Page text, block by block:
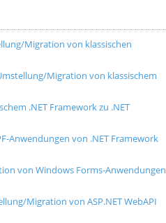
Migration von klassischen
Migration von klassischem
.NET Framework zu .NET
Anwendungen von .NET Framework
von Windows Forms-Anwendungen
Migration von ASP.NET WebAPI